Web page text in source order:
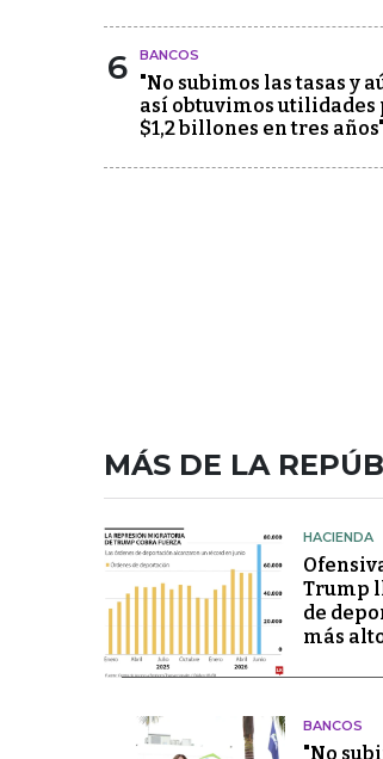
6 BANCOS
"No subimos las tasas y
así obtuvimos utilidades
$1,2 billones en tres años"
MÁS DE LA
HACIENDA
Trump
de
más
BANCOS
"No